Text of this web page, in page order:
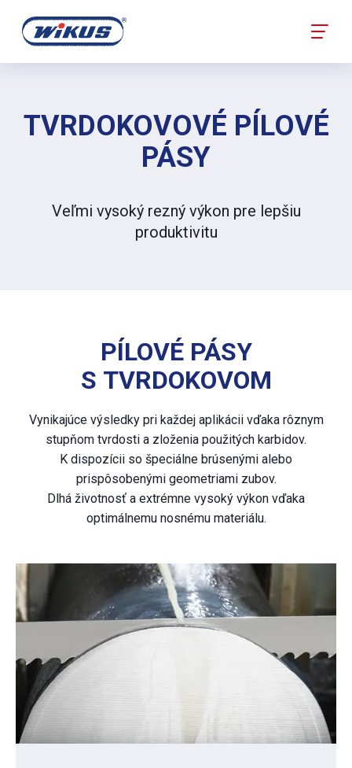
TVRDOKOVOVÉ PÍLOVÉ
PÁSY
Veľmi vysoký rezný výkon pre lepšiu
produktivitu
PÍLOVÉ PÁSY
S TVRDOKOVOM
Vynikajúce výsledky pri každej aplikácii vďaka rôznym
stupňom tvrdosti a zloženia použitých karbidov.
K dispozícii so špeciálne brúsenými alebo
prispôsobenými geometriami zubov.
Dlhá životnosť a extrémne vysoký výkon vďaka
optimálnemu nosnému materiálu.